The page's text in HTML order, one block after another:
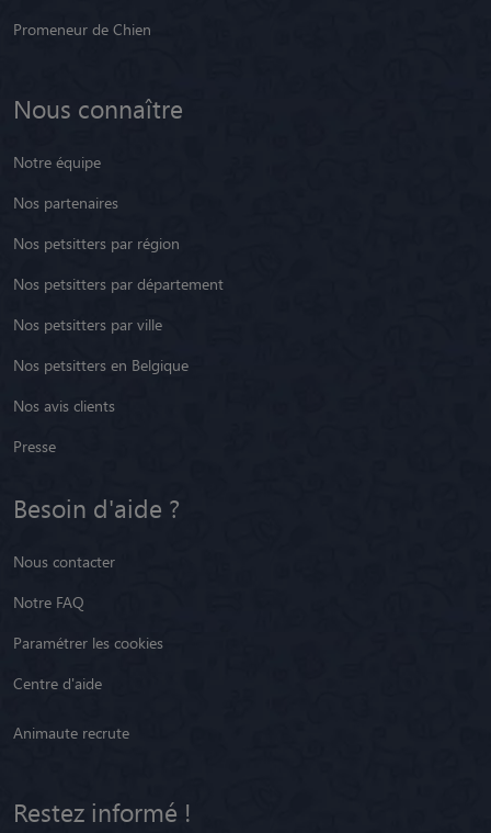
Promeneur de Chien
Nous connaître
Notre équipe
Nos partenaires
Nos petsitters par région
Nos petsitters par département
Nos petsitters par ville
Nos petsitters en Belgique
Nos avis clients
Presse
Besoin d'aide ?
Nous contacter
Notre FAQ
Paramétrer les cookies
Centre d'aide
Animaute recrute
Restez informé !